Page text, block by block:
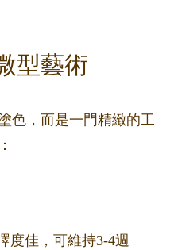
型藝術
色，而是一門精緻的工
度佳，可維持3-4週